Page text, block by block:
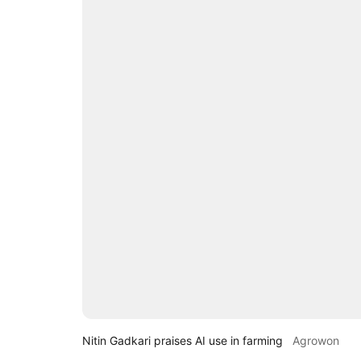
Nitin Gadkari praises AI use in farming Agrowon